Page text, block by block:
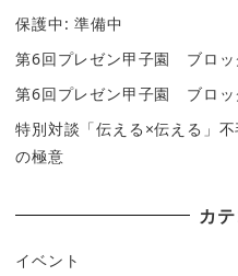
保護中: 準備中
第6回プレゼン甲子園 ブロッ
第6回プレゼン甲子園 ブロッ
特別対談「伝える×伝える」
の極意
カ
イベント